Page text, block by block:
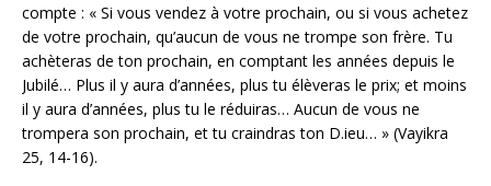
compte : « Si vous vendez à votre prochain, ou si vous achetez
de votre prochain, qu’aucun de vous ne trompe son frère. Tu
achèteras de ton prochain, en comptant les années depuis le
Jubilé… Plus il y aura d’années, plus tu élèveras le prix; et moins
il y aura d’années, plus tu le réduiras… Aucun de vous ne
trompera son prochain, et tu craindras ton D.ieu… » (Vayikra
25, 14-16).